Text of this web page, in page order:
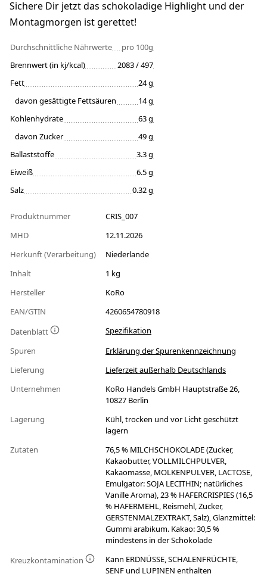
Sichere Dir jetzt das schokoladige Highlight und der
Montagmorgen ist gerettet!
Durchschnittliche Nährwerte
pro 100g
Brennwert (in kj/kcal)
2083 / 497
Fett
24 g
davon gesättigte Fettsäuren
14 g
Kohlenhydrate
63 g
davon Zucker
49 g
Ballaststoffe
3.3 g
Eiweiß
6.5 g
Salz
0.32 g
Produktnummer
CRIS_007
MHD
12.11.2026
Herkunft (Verarbeitung)
Niederlande
Inhalt
1 kg
Hersteller
KoRo
EAN/GTIN
4260654780918
Datenblatt
Spezifikation
Spuren
Erklärung der Spurenkennzeichnung
Lieferung
Lieferzeit außerhalb Deutschlands
Unternehmen
KoRo Handels GmbH Hauptstraße 26,
10827 Berlin
Lagerung
Kühl, trocken und vor Licht geschützt
lagern
Zutaten
76,5 % MILCHSCHOKOLADE (Zucker,
Kakaobutter, VOLLMILCHPULVER,
Kakaomasse, MOLKENPULVER, LACTOSE,
Emulgator: SOJA LECITHIN; natürliches
Vanille Aroma), 23 % HAFERCRISPIES (16,5
% HAFERMEHL, Reismehl, Zucker,
GERSTENMALZEXTRAKT, Salz), Glanzmittel:
Gummi arabikum. Kakao: 30,5 %
mindestens in der Schokolade
Kreuzkontamination
Kann ERDNÜSSE, SCHALENFRÜCHTE,
SENF und LUPINEN enthalten